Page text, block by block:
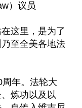
）议员
这里，是为了
至全美各地法
年。法轮大
炼功以及以